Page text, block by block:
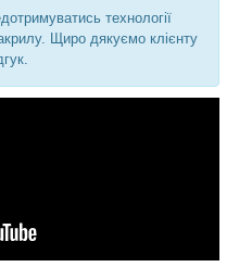
технології
Щиро дякуємо клієнту